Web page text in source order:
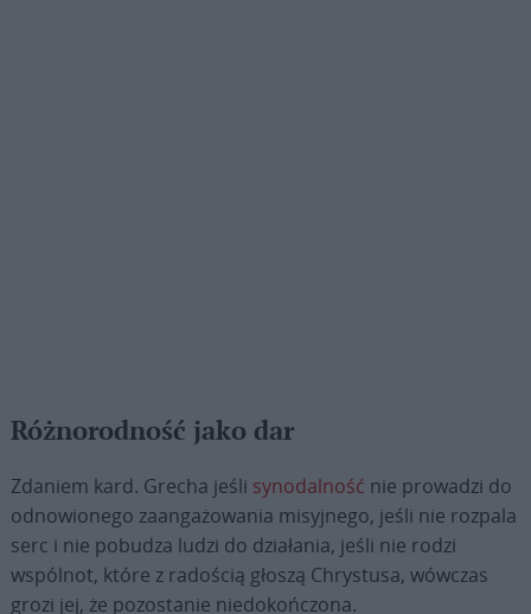
Różnorodność jako dar
Zdaniem kard. Grecha jeśli synodalność nie prowadzi do
odnowionego zaangażowania misyjnego, jeśli nie rozpala
serc i nie pobudza ludzi do działania, jeśli nie rodzi
wspólnot, które z radością głoszą Chrystusa, wówczas
grozi jej, że pozostanie niedokończona.